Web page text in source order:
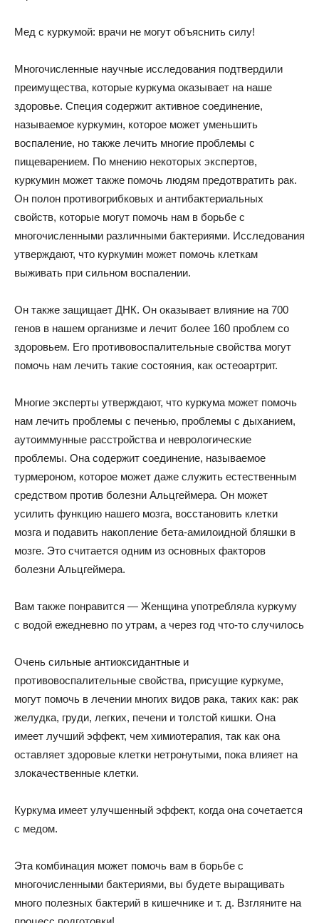
Мед с куркумой: врачи не могут объяснить силу!
Многочисленные научные исследования подтвердили
преимущества, которые куркума оказывает на наше
здоровье. Специя содержит активное соединение,
называемое куркумин, которое может уменьшить
воспаление, но также лечить многие проблемы с
пищеварением. По мнению некоторых экспертов,
куркумин может также помочь людям предотвратить рак.
Он полон противогрибковых и антибактериальных
свойств, которые могут помочь нам в борьбе с
многочисленными различными бактериями. Исследования
утверждают, что куркумин может помочь клеткам
выживать при сильном воспалении.
Он также защищает ДНК. Он оказывает влияние на 700
генов в нашем организме и лечит более 160 проблем со
здоровьем. Его противовоспалительные свойства могут
помочь нам лечить такие состояния, как остеоартрит.
Многие эксперты утверждают, что куркума может помочь
нам лечить проблемы с печенью, проблемы с дыханием,
аутоиммунные расстройства и неврологические
проблемы. Она содержит соединение, называемое
турмероном, которое может даже служить естественным
средством против болезни Альцгеймера. Он может
усилить функцию нашего мозга, восстановить клетки
мозга и подавить накопление бета-амилоидной бляшки в
мозге. Это считается одним из основных факторов
болезни Альцгеймера.
Вам также понравится — Женщина употребляла куркуму
с водой ежедневно по утрам, а через год что-то случилось
Очень сильные антиоксидантные и
противовоспалительные свойства, присущие куркуме,
могут помочь в лечении многих видов рака, таких как: рак
желудка, груди, легких, печени и толстой кишки. Она
имеет лучший эффект, чем химиотерапия, так как она
оставляет здоровые клетки нетронутыми, пока влияет на
злокачественные клетки.
Куркума имеет улучшенный эффект, когда она сочетается
с медом.
Эта комбинация может помочь вам в борьбе с
многочисленными бактериями, вы будете выращивать
много полезных бактерий в кишечнике и т. д. Взгляните на